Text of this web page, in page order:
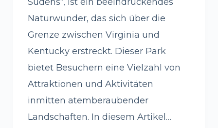
Naturwunder, das sich über die
Grenze zwischen Virginia und
Kentucky erstreckt. Dieser Park
bietet Besuchern eine Vielzahl von
Attraktionen und Aktivitäten
inmitten atemberaubender
Landschaften. In diesem Artikel…